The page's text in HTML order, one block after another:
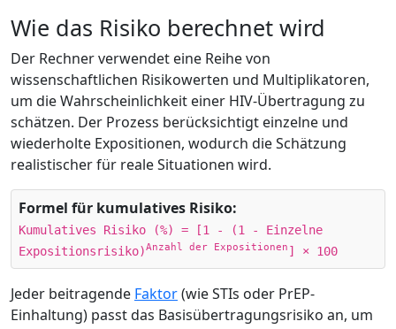
Wie das Risiko berechnet wird
Der Rechner verwendet eine Reihe von
wissenschaftlichen Risikowerten und Multiplikatoren,
um die Wahrscheinlichkeit einer HIV-Übertragung zu
schätzen. Der Prozess berücksichtigt einzelne und
wiederholte Expositionen, wodurch die Schätzung
realistischer für reale Situationen wird.
Formel für kumulatives Risiko:
Kumulatives Risiko (%) = [1 - (1 - Einzelne
Expositionsrisiko)Anzahl der Expositionen ] × 100
Jeder beitragende Faktor(wie STIs oder PrEP-
Einhaltung) passt das Basisübertragungsrisiko an, um